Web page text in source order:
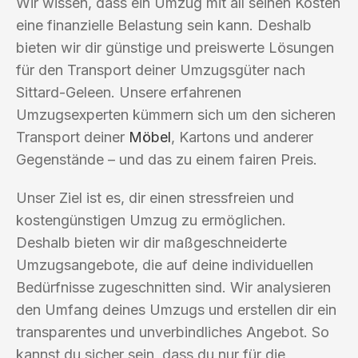
eine finanzielle Belastung sein kann. Deshalb
bieten wir dir günstige und preiswerte Lösungen
für den Transport deiner Umzugsgüter nach
Sittard-Geleen. Unsere erfahrenen
Umzugsexperten kümmern sich um den sicheren
Transport deiner Möbel, Kartons und anderer
Gegenstände – und das zu einem fairen Preis.
Unser Ziel ist es, dir einen stressfreien und
kostengünstigen Umzug zu ermöglichen.
Deshalb bieten wir dir maßgeschneiderte
Umzugsangebote, die auf deine individuellen
Bedürfnisse zugeschnitten sind. Wir analysieren
den Umfang deines Umzugs und erstellen dir ein
transparentes und unverbindliches Angebot. So
kannst du sicher sein, dass du nur für die